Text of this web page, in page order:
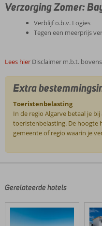
Verzorging Zomer:
Verblijf o.b.v. Logies
Tegen een meerprijs
Lees hier Disclaimer m.b.t.
Extra
Toeristenbelasting
In de regio Algarve betaal je
toeristenbelasting. De hoogte
gemeente of regio waarin je
door
klanten
geschreven
Gerelateerde hotels